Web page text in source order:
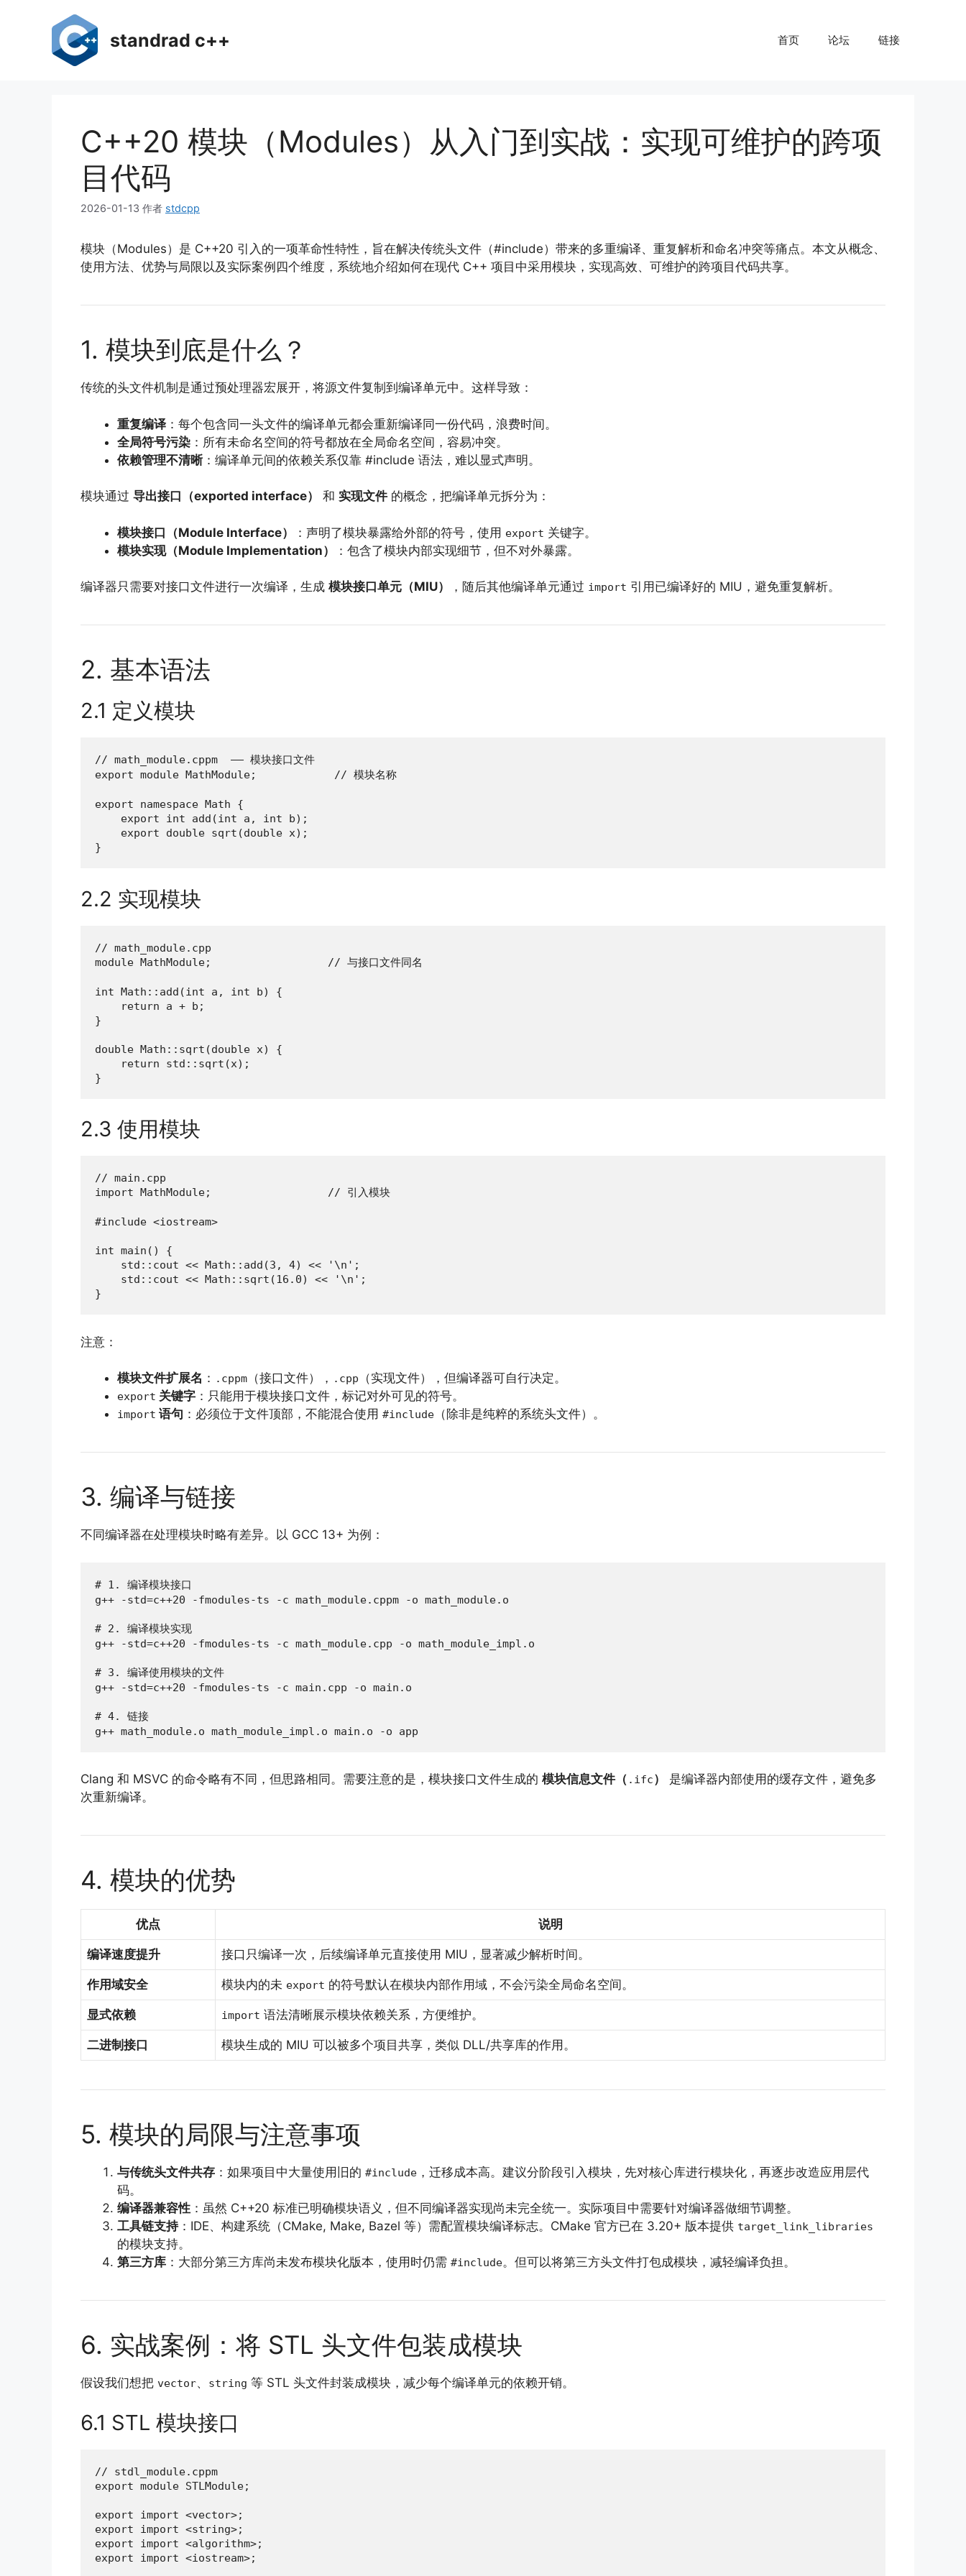
standrad c++ 首页 论坛 链接
C++20 模块（Modules）从入门到实战：实现可维护的跨项
目代码
2026-01-13 作者 stdcpp
模块（Modules）是 C++20 引入的一项革命性特性，旨在解决传统头文件（#include）带来的多重编译、重复解析和命名冲突等痛点。本文从概念、
使用方法、优势与局限以及实际案例四个维度，系统地介绍如何在现代 C++ 项目中采用模块，实现高效、可维护的跨项目代码共享。
1. 模块到底是什么？
传统的头文件机制是通过预处理器宏展开，将源文件复制到编译单元中。这样导致：
重复编译 ：每个包含同一头文件的编译单元都会重新编译同一份代码，浪费时间。
全局符号污染 ：所有未命名空间的符号都放在全局命名空间，容易冲突。
依赖管理不清晰：编译单元间的依赖关系仅靠 #include 语法，难以显式声明。
模块通过 导出接口（exported interface） 和 实现文件 的概念，把编译单元拆分为：
模块接口（Module Interface） ：声明了模块暴露给外部的符号，使用 export 关键字。
模块实现（Module Implementation）
：包含了模块内部实现细节，但不对外暴露。
编译器只需要对接口文件进行一次编译，生成 模块接口单元（MIU） ，随后其他编译单元通过 import 引用已编译好的 MIU，避免重复解析。
2. 基本语法
2.1 定义模块
// math_module.cppm  —— 模块接口文件
export module MathModule;            // 模块名称
export namespace Math {
    export int add(int a, int b);
    export double sqrt(double x);
}
2.2 实现模块
// math_module.cpp
module MathModule;                  // 与接口文件同名
int Math::add(int a, int b) {
    return a + b;
}
double Math::sqrt(double x) {
    return std::sqrt(x);
}
2.3 使用模块
// main.cpp
import MathModule;                  // 引入模块
#include <iostream>
int main() {
    std::cout << Math::add(3, 4) << '\n';
    std::cout << Math::sqrt(16.0) << '\n';
}
注意：
模块文件扩展名 ： .cppm （接口文件）， .cpp （实现文件），但编译器可自行决定。
export 关键字 ：只能用于模块接口文件，标记对外可见的符号。
import 语句 ：必须位于文件顶部，不能混合使用 #include （除非是纯粹的系统头文件）。
3. 编译与链接
不同编译器在处理模块时略有差异。以 GCC 13+ 为例：
# 1. 编译模块接口
g++ -std=c++20 -fmodules-ts -c math_module.cppm -o math_module.o
# 2. 编译模块实现
g++ -std=c++20 -fmodules-ts -c math_module.cpp -o math_module_impl.o
# 3. 编译使用模块的文件
g++ -std=c++20 -fmodules-ts -c main.cpp -o main.o
# 4. 链接
g++ math_module.o math_module_impl.o main.o -o app
Clang 和 MSVC 的命令略有不同，但思路相同。需要注意的是，模块接口文件生成的 模块信息文件（ .ifc）
是编译器内部使用的缓存文件，避免多
次重新编译。
4. 模块的优势
优点 说明
编译速度提升 接口只编译一次，后续编译单元直接使用 MIU，显著减少解析时间。
作用域安全 模块内的未 export 的符号默认在模块内部作用域，不会污染全局命名空间。
显式依赖 import 语法清晰展示模块依赖关系，方便维护。
二进制接口 模块生成的 MIU 可以被多个项目共享，类似 DLL/共享库的作用。
5. 模块的局限与注意事项
与传统头文件共存 ：如果项目中大量使用旧的 #include ，迁移成本高。建议分阶段引入模块，先对核心库进行模块化，再逐步改造应用层代
码。
编译器兼容性 ：虽然 C++20 标准已明确模块语义，但不同编译器实现尚未完全统一。实际项目中需要针对编译器做细节调整。
工具链支持：IDE、构建系统（CMake, Make, Bazel 等）需配置模块编译标志。CMake 官方已在 3.20+ 版本提供 target_link_libraries
的模块支持。
第三方库 ：大部分第三方库尚未发布模块化版本，使用时仍需 #include。但可以将第三方头文件打包成模块，减轻编译负担。
6. 实战案例：将 STL 头文件包装成模块
假设我们想把 vector、 string 等 STL 头文件封装成模块，减少每个编译单元的依赖开销。
6.1 STL 模块接口
// stdl_module.cppm
export module STLModule;
export import <vector>;
export import <string>;
export import <algorithm>;
export import <iostream>;